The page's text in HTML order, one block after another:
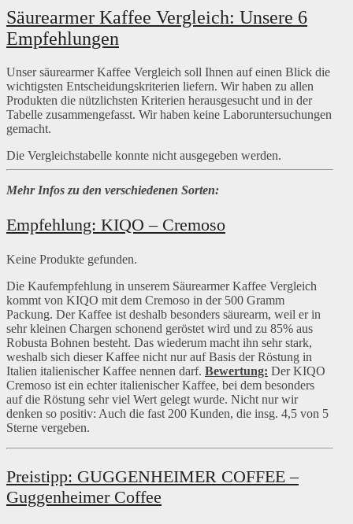
Säurearmer Kaffee Vergleich: Unsere 6
Empfehlungen
Unser säurearmer Kaffee Vergleich soll Ihnen auf einen Blick die
wichtigsten Entscheidungskriterien liefern. Wir haben zu allen
Produkten die nützlichsten Kriterien herausgesucht und in der
Tabelle zusammengefasst. Wir haben keine Laboruntersuchungen
gemacht.
Die Vergleichstabelle konnte nicht ausgegeben werden.
Mehr Infos zu den verschiedenen Sorten:
Empfehlung: KIQO – Cremoso
Keine Produkte gefunden.
Die Kaufempfehlung in unserem Säurearmer Kaffee Vergleich
kommt von KIQO mit dem Cremoso in der 500 Gramm
Packung. Der Kaffee ist deshalb besonders säurearm, weil er in
sehr kleinen Chargen schonend geröstet wird und zu 85% aus
Robusta Bohnen besteht. Das wiederum macht ihn sehr stark,
weshalb sich dieser Kaffee nicht nur auf Basis der Röstung in
Italien italienischer Kaffee nennen darf. Bewertung: Der KIQO
Cremoso ist ein echter italienischer Kaffee, bei dem besonders
auf die Röstung sehr viel Wert gelegt wurde. Nicht nur wir
denken so positiv: Auch die fast 200 Kunden, die insg. 4,5 von 5
Sterne vergeben.
Preistipp: GUGGENHEIMER COFFEE –
Guggenheimer Coffee